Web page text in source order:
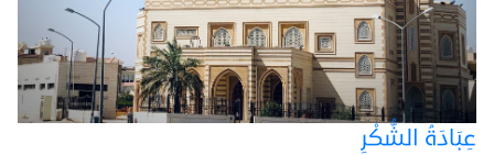
عِبَادَةُ الشُّكْرِ